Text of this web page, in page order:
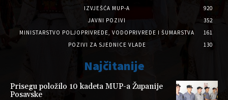
IZVJEŠĆA MUP-A
920
JAVNI POZIVI
352
MINISTARSTVO POLJOPRIVREDE, VODOPRIVREDE I ŠUMARSTVA
161
POZIVI ZA SJEDNICE VLADE
130
Najčitanije
Prisegu položilo 10 kadeta MUP-a Županije
Posavske